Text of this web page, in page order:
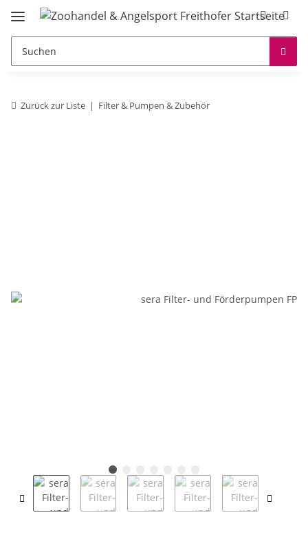
Zurück zur Liste Filter & Pumpen & Zubehör